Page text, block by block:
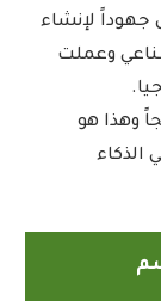
جهوداً لإنشاء
وعملت
وهذا هو
الذكاء